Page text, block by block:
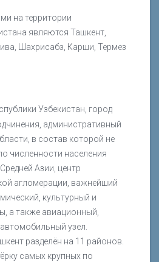
на территории
являются Ташкент,
Шахрисабз, Карши, Термез
Узбекистан, город
административный
в состав которой не
численности населения
Азии, центр
агломерации, важнейший
культурный и
а также авиационный,
узел.
разделён на 11 районов.
самых крупных по